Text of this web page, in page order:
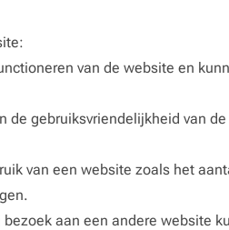
van de website en
de gebruiksvriendelijkheid van
van een website zoals het
aan een andere website